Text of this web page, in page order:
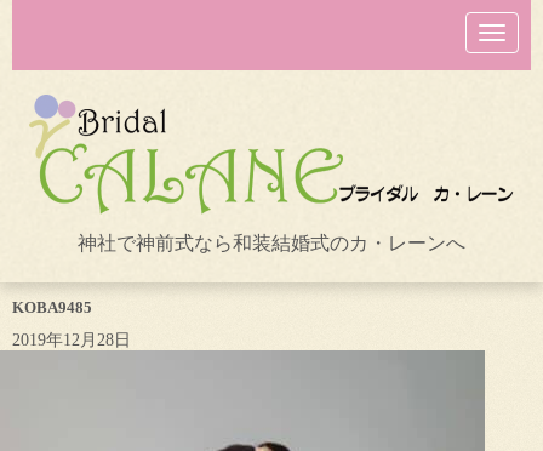
N
a
v
o
n
神社で神前式なら和装結婚式のカ・レーンへ
KOBA9485
2019年12月28日